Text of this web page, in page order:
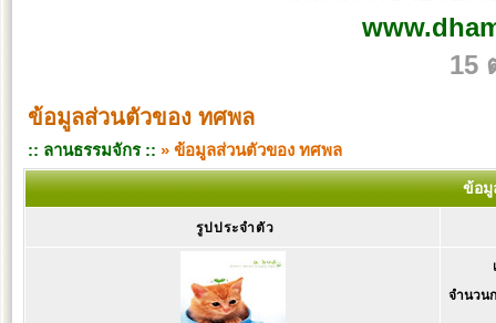
15
ข้อมูลส่วนตัวของ ทศพล
:: ลานธรรมจักร :: » ข้อมูลส่วนตัวของ ทศพล
ข้อมู
รูปประจำตัว
จำนวน